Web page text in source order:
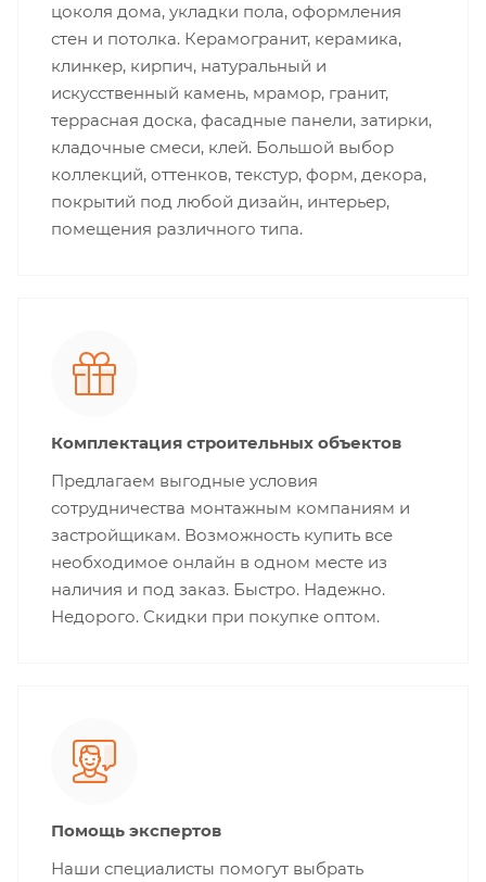
цоколя дома, укладки пола, оформления
стен и потолка. Керамогранит, керамика,
клинкер, кирпич, натуральный и
искусственный камень, мрамор, гранит,
террасная доска, фасадные панели, затирки,
кладочные смеси, клей. Большой выбор
коллекций, оттенков, текстур, форм, декора,
покрытий под любой дизайн, интерьер,
помещения различного типа.
Комплектация строительных объектов
Предлагаем выгодные условия
сотрудничества монтажным компаниям и
застройщикам. Возможность купить все
необходимое онлайн в одном месте из
наличия и под заказ. Быстро. Надежно.
Недорого. Скидки при покупке оптом.
Помощь экспертов
Наши специалисты помогут выбрать